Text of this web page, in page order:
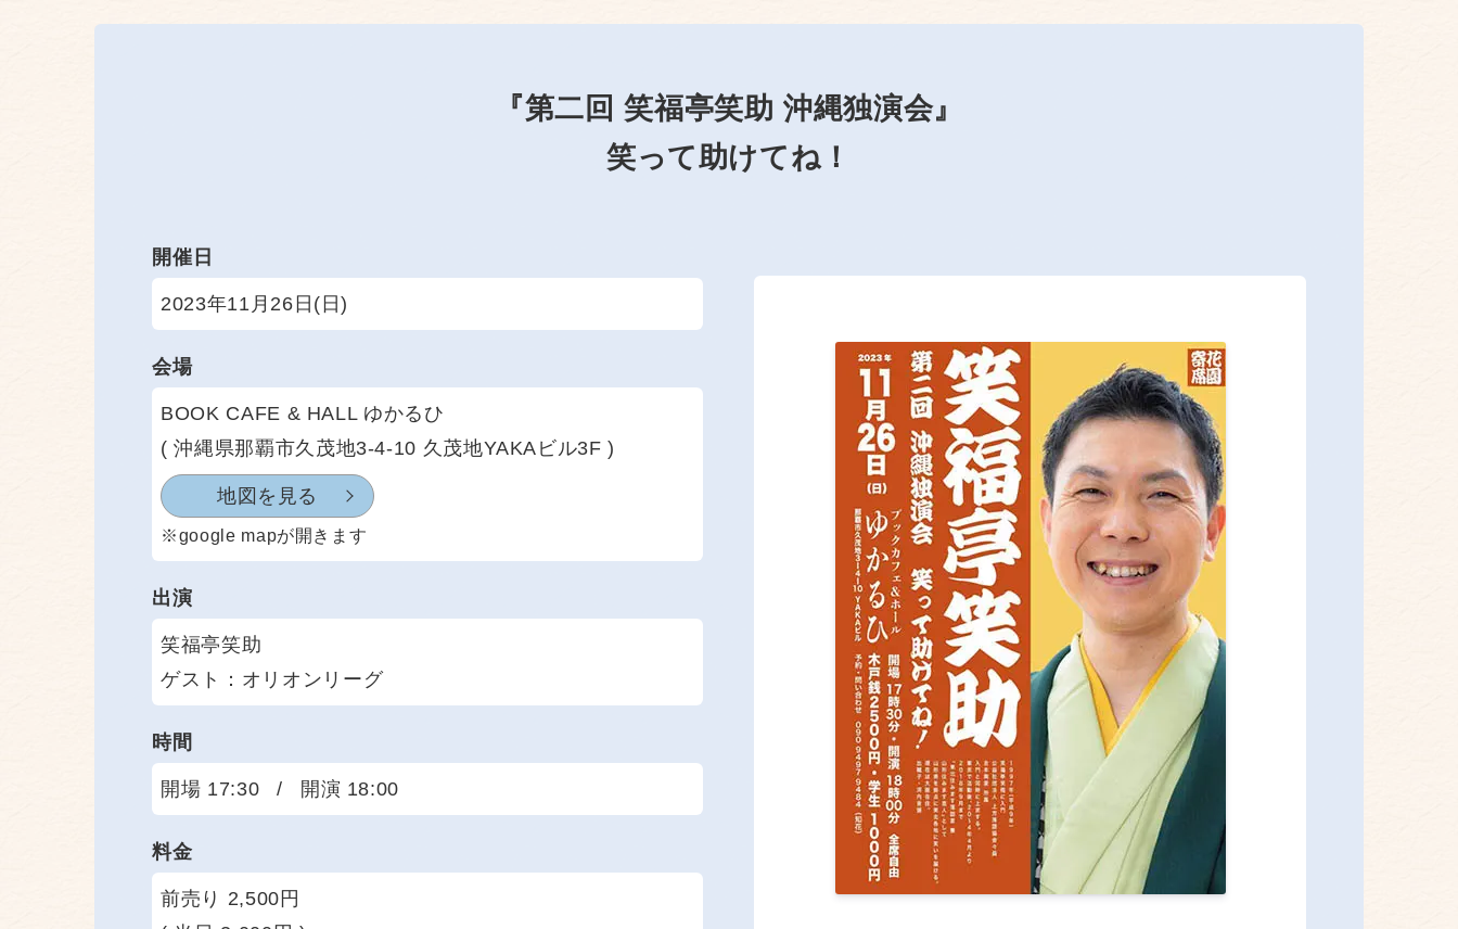
『第二回 笑福亭笑助 沖縄独演会』
笑って助けてね！
開催日
2023年11月26日(日)
会場
BOOK CAFE & HALL ゆかるひ
( 沖縄県那覇市久茂地3-4-10 久茂地YAKAビル3F )
地図を見る
※google mapが開きます
出演
笑福亭笑助
ゲスト：オリオンリーグ
時間
開場 17:30 / 開演 18:00
料金
前売り 2,500円